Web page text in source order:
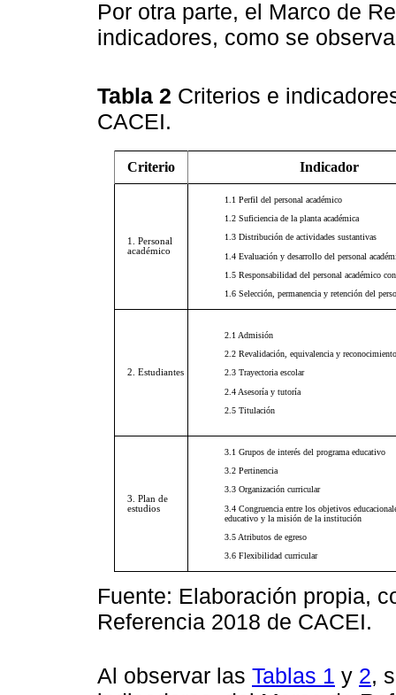
Por otra parte, el Marco de
indicadores, como se
Tabla 2 Criterios e
CACEI.
Criterio Indicador
1. Personal
académico
1.1 Perfil del personal académico
1.2 Suficiencia de la planta académica
1.3 Distribución de actividades sustantivas
1.4 Evaluación y desarrollo del personal
1.5 Responsabilidad del personal académico
1.6 Selección, permanencia y retención del
2. Estudiantes
2.1 Admisión
2.2 Revalidación, equivalencia y
2.3 Trayectoria escolar
2.4 Asesoría y tutoría
2.5 Titulación
3. Plan de
estudios
3.1 Grupos de interés del programa educativo
3.2 Pertinencia
3.3 Organización curricular
3.4 Congruencia entre los objetivos
educativo y la misión de la institución
3.5 Atributos de egreso
3.6 Flexibilidad curricular
Fuente: Elaboración propia,
Referencia 2018 de CACEI.
Al observar las Tablas 1 y 2,